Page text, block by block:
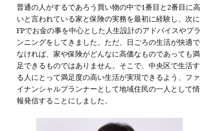
普通の人がするであろう買い物の中で1番目と2番目に高
いと言われている家と保険の実務を最初に経験し、次に
FPでお金の事を中心とした人生設計のアドバイスやプラ
ンニングをしてきました。ただ、日ごろの生活が快適で
なければ、家や保険がどんなに高価なものであっても満
足できるものではありません。そこで、中央区で生活す
る人にとって満足度の高い生活が実現できるよう、ファ
イナンシャルプランナーとして地域住民の一人として情
報発信することにしました。